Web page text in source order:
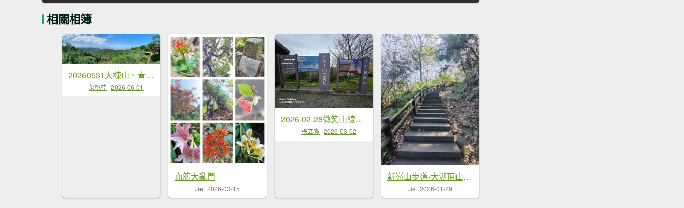
相關相簿
20260531大棟山、青龍嶺、大同山步道
菜桃桂 2026-06-01
血籐大亂鬥
Jie 2026-03-15
2026-02-28微笑山線：【大棟山系】405高地段
張立賓 2026-03-02
新嶺山步道-大湖頂山-大棟山-鶯歌大榕樹-福源山步道
Jie 2026-01-29